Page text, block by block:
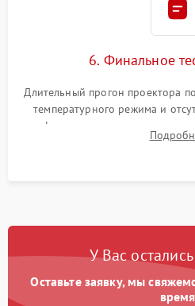
6. Финальное
Длительный прогон проектора
температурного режима и
фокуса, контрастности и
таблицах. Проверка работы
У Вас
Оставьте заявку, мы
время